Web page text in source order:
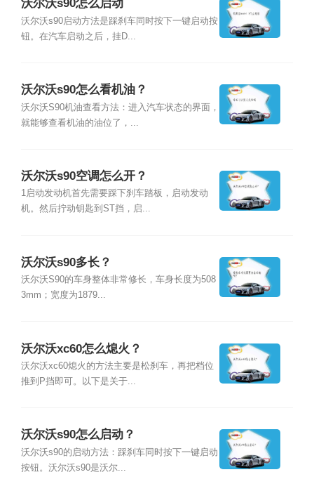
沃尔沃s90怎么启动
沃尔沃s90启动方法是踩刹车同时按下一键启动按
钮。在汽车启动之后，挂D...
沃尔沃s90怎么看机油？
沃尔沃S90机油查看方法：进入汽车状态的界面，
就能够查看机油的油位了，...
沃尔沃s90空调怎么开？
1启动发动机首先需要踩下刹车踏板，启动发动
机。然后拧动钥匙到ST挡，启...
沃尔沃s90多长？
沃尔沃S90的车身整体非常修长，车身长度为508
3mm；宽度为1879...
沃尔沃xc60怎么熄火？
沃尔沃xc60熄火的方法主要是松刹车，再把档位
推到P挡即可。以下是关于...
沃尔沃s90怎么启动？
沃尔沃s90的启动方法：踩刹车同时按下一键启动
按钮。沃尔沃s90是沃尔...